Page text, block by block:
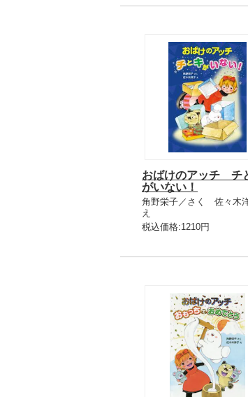
おばけのアッチ チ
がいない！
角野栄子／さく 佐々木
え
税込価格:1210円